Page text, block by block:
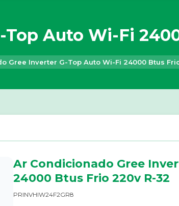
Auto Wi-Fi
Gree Inverter G-Top Auto Wi-Fi 24000 Btus
Ar Condicionado Gree
24000 Btus Frio 220v R-32
PRINVHIW24F2GR8